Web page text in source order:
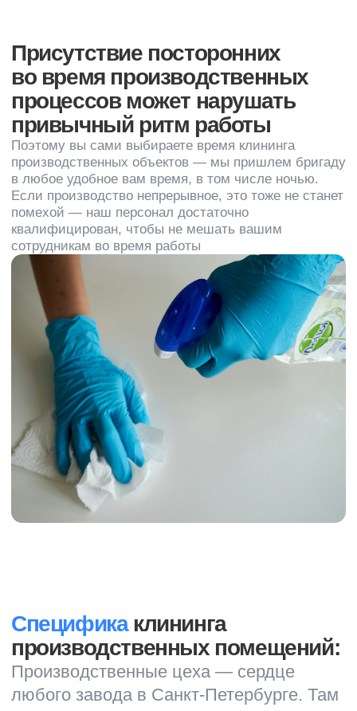
Спецификаклининга
производственных помещений:
Производственные цеха — сердце
любого завода в Санкт-Петербурге. Там
постоянно кипит жизнь, и, как следствие,
непрерывно накапливается бытовая
и производственная грязь.
Большим количеством
дорогостоящего оборудования
Специфическим характером
загрязнений, которые невозможно
удалить обычными чистящими
средствами;
Высокими потолками
Базовыйкомплекс услуг
клининга производственных
помещений: